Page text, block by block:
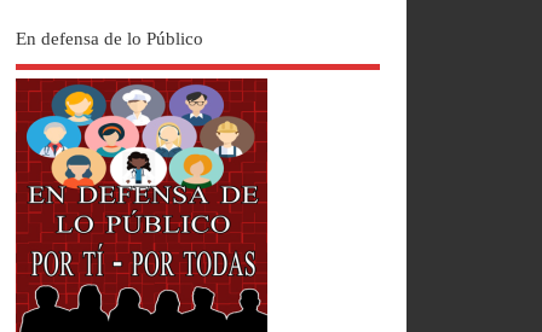
En defensa de lo Público